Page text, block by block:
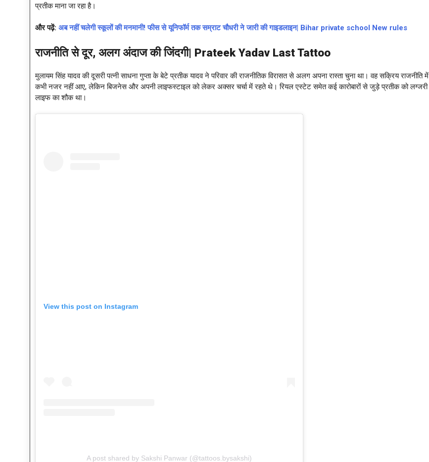
प्रतीक माना जा रहा है।
और पढ़ें: अब नहीं चलेगी स्कूलों की मनमानी! फीस से यूनिफॉर्म तक सम्राट चौधरी ने जारी की गाइडलाइन| Bihar private school New rules
राजनीति से दूर, अलग अंदाज की जिंदगी| Prateek Yadav Last Tattoo
मुलायम सिंह यादव की दूसरी पत्नी साधना गुप्ता के बेटे प्रतीक यादव ने परिवार की राजनीतिक विरासत से अलग अपना रास्ता चुना था। वह सक्रिय राजनीति में
कभी नजर नहीं आए, लेकिन बिजनेस और अपनी लाइफस्टाइल को लेकर अक्सर चर्चा में रहते थे। रियल एस्टेट समेत कई कारोबारों से जुड़े प्रतीक को लग्जरी
लाइफ का शौक था।
View this post on Instagram
A post shared by Sakshi Panwar (@tattoos.bysakshi)